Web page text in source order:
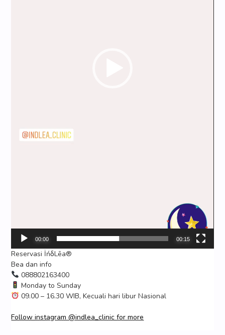
00:00 00:15
Reservasi İńδLēa®
Bea dan info
088802163400
Monday to Sunday
09.00 – 16.30 WIB, Kecuali hari libur Nasional
Follow instagram @indlea_clinic for more